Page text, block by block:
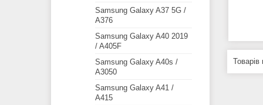
Samsung Galaxy A37 5G /
A376
Samsung Galaxy A40 2019
/ A405F
Samsung Galaxy A40s /
A3050
Samsung Galaxy A41 /
A415